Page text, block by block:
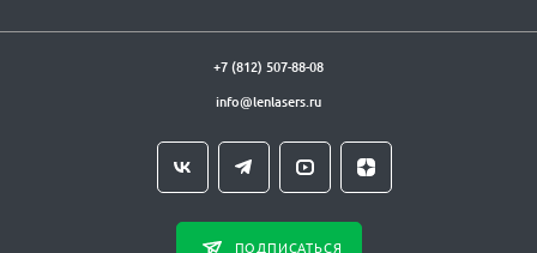
+7 (812) 507-88-08
info@lenlasers.ru
ПОДПИСАТЬСЯ